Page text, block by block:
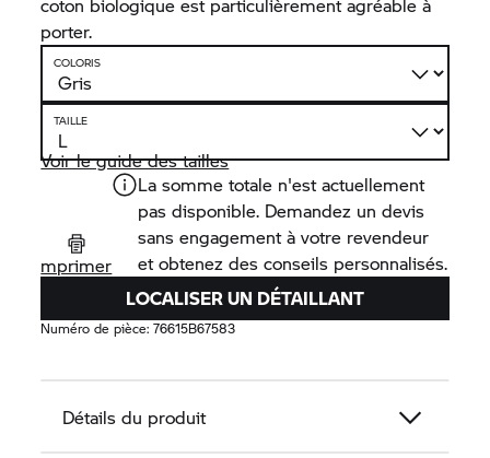
coton biologique est particulièrement agréable à
porter.
COLORIS
TAILLE
Voir le guide des tailles
mprimer
La somme totale n'est actuellement
pas disponible. Demandez un devis
sans engagement à votre revendeur
et obtenez des conseils personnalisés.
LOCALISER UN DÉTAILLANT
Numéro de pièce:76615B67583
Détails du produit